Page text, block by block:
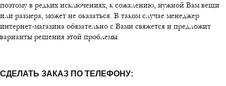
поэтому в редких исключениях, к сожалению, нужной Вам вещи
или размера, может не оказаться. В таком случае менеджер
интернет-магазина обязательно с Вами свяжется и предложит
варианты решения этой проблемы.
СДЕЛАТЬ ЗАКАЗ ПО ТЕЛЕФОНУ: